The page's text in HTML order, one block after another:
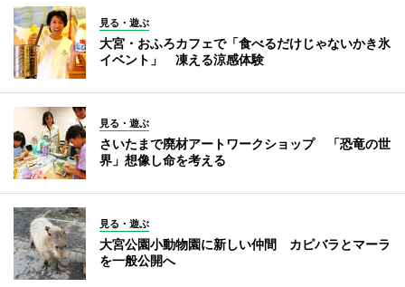
見る・遊ぶ
大宮・おふろカフェで「食べるだけじゃないかき氷
イベント」 凍える涼感体験
見る・遊ぶ
さいたまで廃材アートワークショップ 「恐竜の世
界」想像し命を考える
見る・遊ぶ
大宮公園小動物園に新しい仲間 カピバラとマーラ
を一般公開へ